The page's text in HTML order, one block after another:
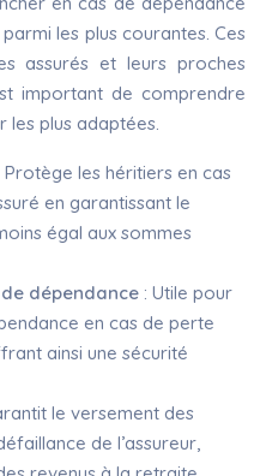
les plus courantes. Ces
assurés et leurs proches
important de comprendre
les plus adaptées.
Protège les héritiers en cas
en garantissant le
égal aux sommes
dépendance : Utile pour
en cas de perte
ainsi une sécurité
le versement des
de l’assureur,